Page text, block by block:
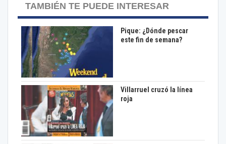
TAMBIÉN TE PUEDE INTERESAR
Pique: ¿Dónde pescar
este fin de semana?
Villarruel cruzó la línea
roja